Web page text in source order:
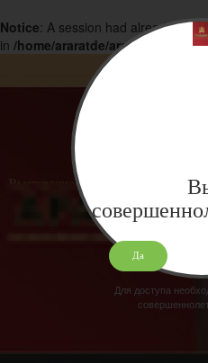
Notice: A session had already
in /home/araratde/araratdeg.ru/
Да
Для доступа